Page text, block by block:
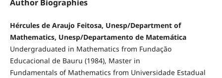
Author Biographies
Hércules de Araujo Feitosa, Unesp/Department of
Mathematics, Unesp/Departamento de Matemática
Undergraduated in Mathematics from Fundação
Educacional de Bauru (1984), Master in
Fundamentals of Mathematics from Universidade Estadual